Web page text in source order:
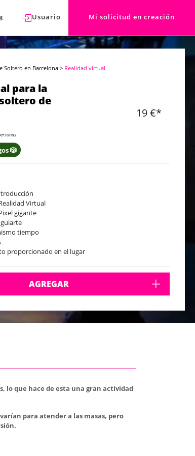
Usuario Mi solicitud en creación
Soltero en Barcelona > Realidad virtual
para la
de
19 €*
🎲
Virtual
gigante
tiempo
proporcionado en el lugar
AGREGAR
lo que hace de esta una gran actividad
para atender a las masas, pero